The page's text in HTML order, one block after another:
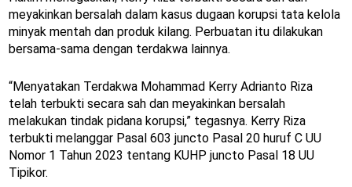
meyakinkan bersalah dalam kasus dugaan korupsi tata kelola
minyak mentah dan produk kilang. Perbuatan itu dilakukan
bersama-sama dengan terdakwa lainnya.
“Menyatakan Terdakwa Mohammad Kerry Adrianto Riza
telah terbukti secara sah dan meyakinkan bersalah
melakukan tindak pidana korupsi,” tegasnya. Kerry Riza
terbukti melanggar Pasal 603 juncto Pasal 20 huruf C UU
Nomor 1 Tahun 2023 tentang KUHP juncto Pasal 18 UU
Tipikor.